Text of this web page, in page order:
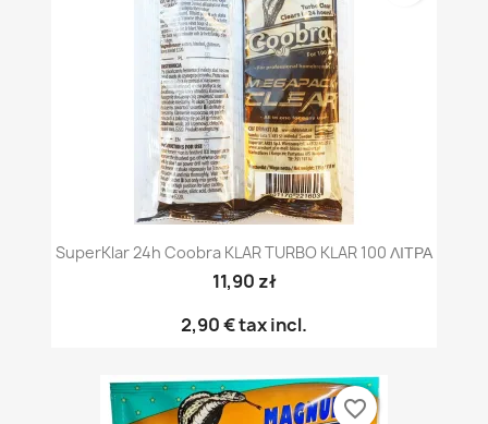
SuperKlar 24h Coobra KLAR TURBO KLAR 100 ΛΙΤΡΑ
11,90 zł
2,90 €tax incl.
favorite_border